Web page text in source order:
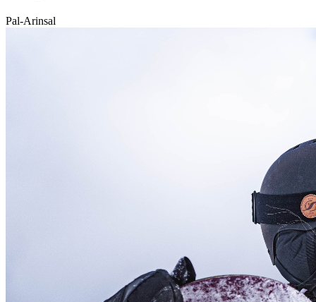
Pal-Arinsal